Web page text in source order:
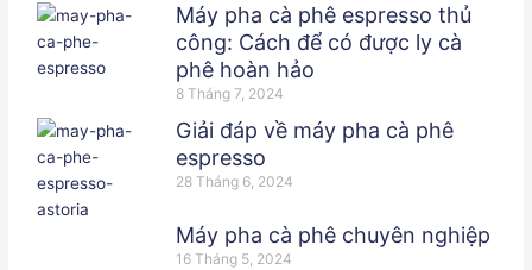
Máy pha cà phê espresso thủ
công: Cách để có được ly cà
phê hoàn hảo
8 Tháng 7, 2024
Giải đáp về máy pha cà phê
espresso
28 Tháng 6, 2024
Máy pha cà phê chuyên nghiệp
16 Tháng 5, 2024